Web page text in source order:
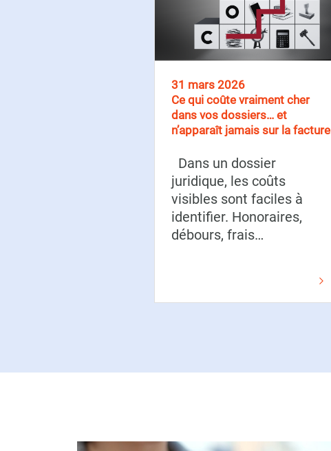
31 mars 2026
Ce qui coûte vraiment cher
dans vos dossiers… et
n’apparaît jamais sur la facture
Dans un dossier
juridique, les coûts
visibles sont faciles à
identifier. Honoraires,
débours, frais…